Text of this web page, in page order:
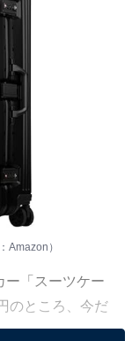
Amazon）
ー「スーツケー
のところ、今だ